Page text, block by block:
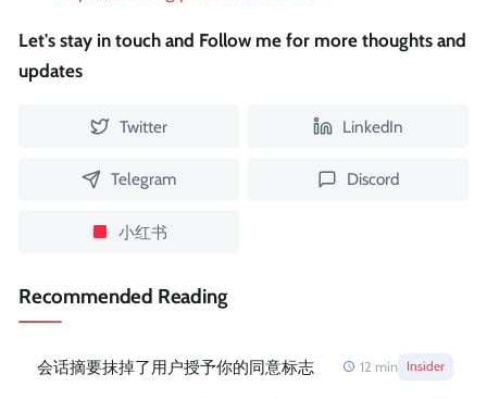
Let's stay in touch and Follow me for more thoughts and
updates
Twitter LinkedIn
Telegram Discord
小红书
Recommended Reading
会话摘要抹掉了用户授予你的同意标志 12 min Insider